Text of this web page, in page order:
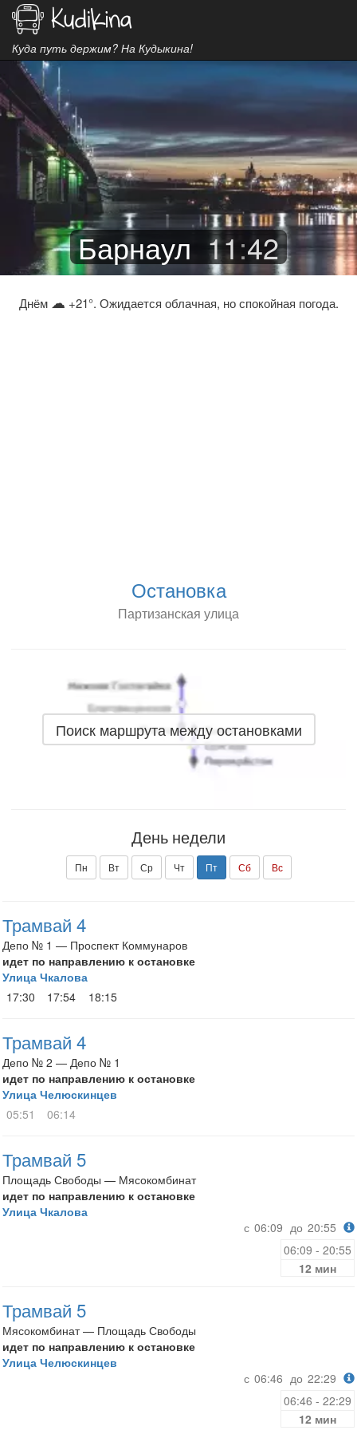
Куда путь держим? На Кудыкина!
Барнаул 11:42
Днём ☁ +21°. Ожидается облачная, но спокойная погода.
Остановка
Партизанская улица
Поиск маршрута между остановками
День недели
Пн Вт Ср Чт Пт Сб Вс
Трамвай 4
Депо № 1 — Проспект Коммунаров
идет по направлению к остановке
Улица Чкалова
17:30
17:54 18:15
Трамвай 4
Депо № 2 — Депо № 1
идет по направлению к остановке
Улица Челюскинцев
05:51
06:14
Трамвай 5
Площадь Свободы — Мясокомбинат
идет по направлению к остановке
Улица Чкалова
с 06:09 до 20:55
06:09 - 20:55
12 мин
Трамвай 5
Мясокомбинат — Площадь Свободы
идет по направлению к остановке
Улица Челюскинцев
с 06:46 до 22:29
06:46 - 22:29
12 мин